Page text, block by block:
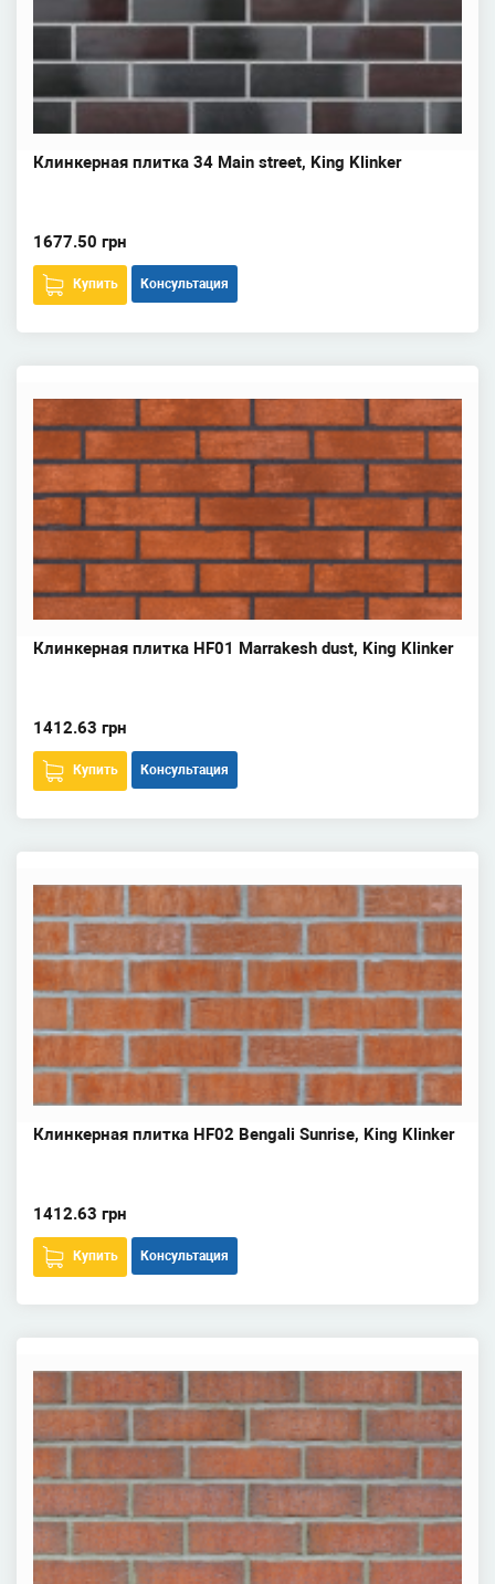
Клинкерная плитка 34 Main street, King Klinker
1677.50 грн
Купить Консультация
Клинкерная плитка HF01 Marrakesh dust, King Klinker
1412.63 грн
Купить Консультация
Клинкерная плитка HF02 Bengali Sunrise, King Klinker
1412.63 грн
Купить Консультация